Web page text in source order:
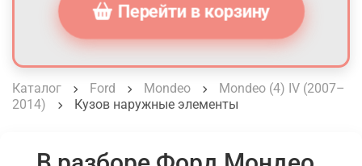
Перейти в корзину
Каталог Ford Mondeo
Mondeo (4) IV (2007–
2014)
Кузов наружные элементы